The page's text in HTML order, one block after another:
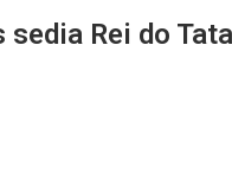
sedia Rei do